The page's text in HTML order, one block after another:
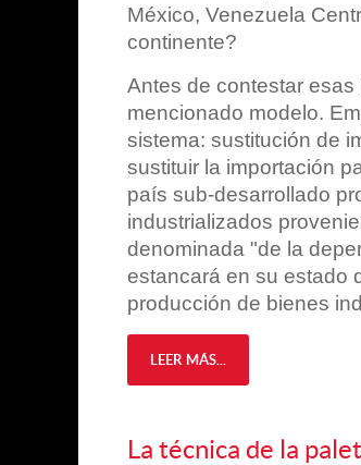
México, Venezuela
continente?
Antes de contestar
mencionado modelo.
sistema: sustitución de
sustituir la importación
país sub-desarrollado
industrializados
denominada "de la
estancará en su estado
producción de bienes
LEER MÁS...
La técnica de la